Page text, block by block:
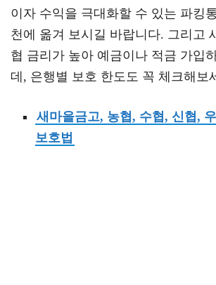
이자 수익을 극대화할 수 있는 파킹
천에 옮겨 보시길 바랍니다. 그리고
협 금리가 높아 예금이나 적금 가입
데, 은행별 보호 한도도 꼭 체크해보
새마을금고, 농협, 수협, 신협,
보호법